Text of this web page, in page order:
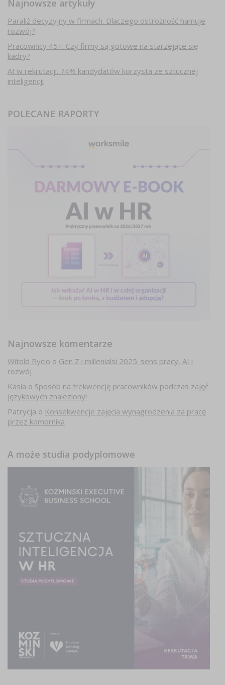
Najnowsze artykuły
Paraliż decyzyjny w firmach. Dlaczego ostrożność hamuje
rozwój?
Pracownicy 45+. Czy firmy są gotowe na starzejące się
kadry?
AI w rekrutacji. 74% kandydatów korzysta ze sztucznej
inteligencji
POLECANE RAPORTY
Najnowsze komentarze
Witold Rycio o Gen Z i millenialsi 2025: sens pracy, AI i
rozwój
Kasia o Sposób na frekwencję pracowników podczas zajęć
językowych znaleziony!
Patrycja o Konsekwencje zajęcia wynagrodzenia za pracę
przez komornika
A może studia podyplomowe